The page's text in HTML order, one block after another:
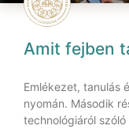
Amit fejben
Emlékezet, tanulás
nyomán. Második
technológiáról